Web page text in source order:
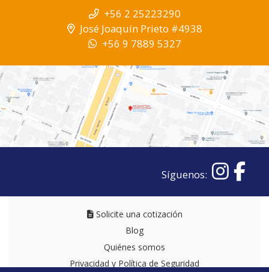
+56 2 25223290
José Joaquín Prieto #4938
+56 9 7889 5327
Síguenos:
Solicite una cotización
Solicite una cotización
Blog
Quiénes somos
Privacidad y Política de Seguridad